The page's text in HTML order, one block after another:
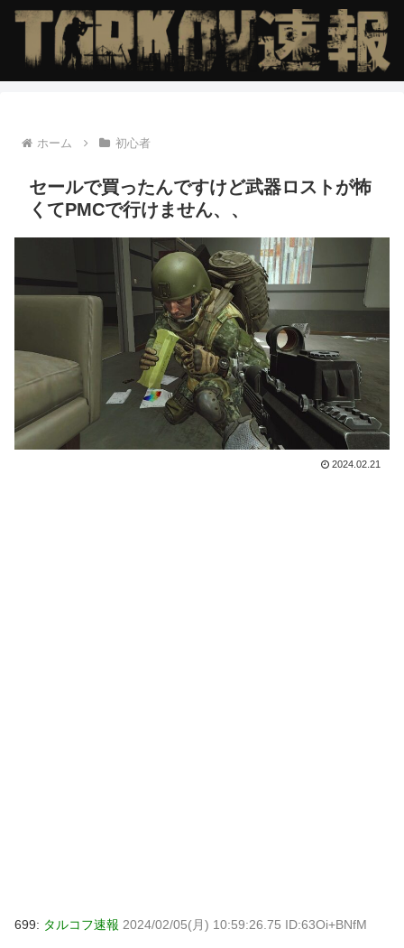
ホーム 初心者
セールで買ったんですけど武器ロストが怖
くてPMCで行けません、、
2024.02.21
699: タルコフ速報 2024/02/05(月) 10:59:26.75 ID:63Oi+BNfM